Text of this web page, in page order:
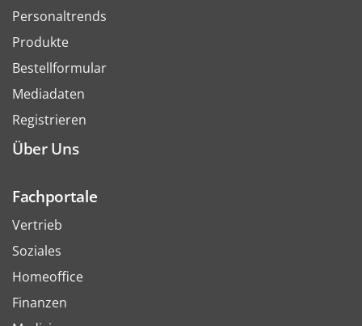
Personaltrends
Produkte
Bestellformular
Mediadaten
Registrieren
Über Uns
Fachportale
Vertrieb
Soziales
Homeoffice
Finanzen